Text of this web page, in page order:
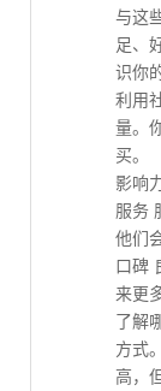
与这
足、
识你
利用
量。
买。
影响
服务
他们
口碑
来更
了解
方式
高，